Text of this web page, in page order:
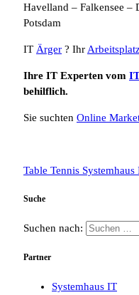
Havelland – Falkensee –
Potsdam
IT Ärger ? Ihr
Ihre IT Experten vom
behilflich.
Sie suchten Online
Table Tennis Systemhaus
Suche
Suchen nach:
Partner
Systemhaus IT